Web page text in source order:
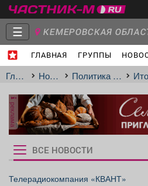
☰ КЕМЕРОВСКАЯ
ГЛАВНАЯ ГРУППЫ
Главная
Объявления Недвижимость
Главная Новости Политика и власть
реклама
Рукбрики
новостей
ВСЕ НОВОСТИ
Телерадиокомпания «КВАНТ»